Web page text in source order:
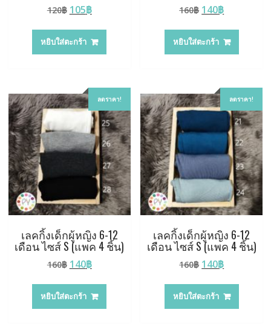
120฿ Original
was:
120฿.
105฿Current
is:
105฿.
หยิบใส่ตะกร้า
160฿ Original
was:
160฿.
140฿Current
is:
140฿.
หยิบใส่ตะกร้า
ลดราคา!
เลคกิ้งเด็กผู้หญิง 6-12
เดือน ไซส์ S (แพค 4 ชิ้น)
160฿ Original
was:
160฿.
140฿Current
is:
140฿.
หยิบใส่ตะกร้า
ลดราคา!
เลคกิ้งเด็กผู้หญิง 6-12
เดือน ไซส์ S (แพค 4 ชิ้น)
160฿ Original
was:
160฿.
140฿Current
is:
140฿.
หยิบใส่ตะกร้า